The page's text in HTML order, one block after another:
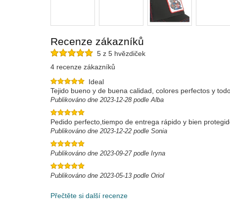
Recenze zákazníků
5 z 5 hvězdiček
4 recenze zákazníků
Ideal
Tejido bueno y de buena calidad, colores perfectos y
Publikováno dne 2023-12-28 podle Alba
Pedido perfecto,tiempo de entrega rápido y bien
Publikováno dne 2023-12-22 podle Sonia
Publikováno dne 2023-09-27 podle Iryna
Publikováno dne 2023-05-13 podle Oriol
Přečtěte si další recenze